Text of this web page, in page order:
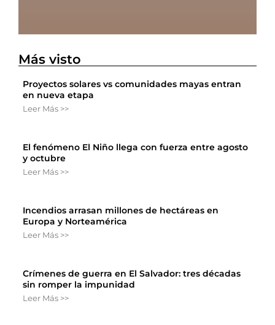
Más visto
Proyectos solares vs comunidades mayas entran
en nueva etapa
Leer Más >>
El fenómeno El Niño llega con fuerza entre agosto
y octubre
Leer Más >>
Incendios arrasan millones de hectáreas en
Europa y Norteamérica
Leer Más >>
Crímenes de guerra en El Salvador: tres décadas
sin romper la impunidad
Leer Más >>